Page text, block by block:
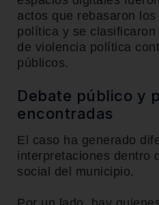
actos que rebasaron
política y se clasificaron
de violencia política
públicos.
Debate público y
encontradas
El caso ha generado
interpretaciones dentro
social del municipio.